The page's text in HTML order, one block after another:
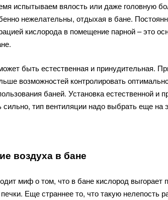
испытываем вялость или даже головную
нежелательны, отдыхая в бане.
кислорода в помещение парной – это
быть естественная и принудительная.
возможностей контролировать
баней. Установка естественной и
сильно, тип вентиляции надо выбрать еще на
воздуха в бане
миф о том, что в бане кислород выгорает
Еще страннее то, что такую нелепость